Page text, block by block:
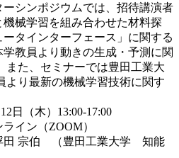
シンポジウムでは、招待講演者
械学習を組み合わせた材料探
タインターフェース」に関する
教員より動きの生成・予測に関
また、セミナーでは豊田工業大
より最新の機械学習技術に関す
日（木）13:00-17:00
ライン（ZOOM）
田 宗伯 （豊田工業大学 知能